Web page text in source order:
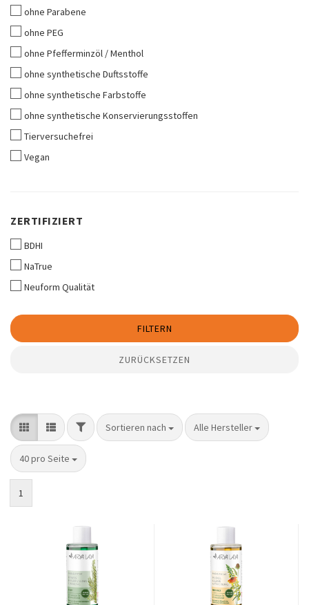
ohne Parabene
ohne PEG
ohne Pfefferminzöl / Menthol
ohne synthetische Duftsstoffe
ohne synthetische Farbstoffe
ohne synthetische Konservierungsstoffen
Tierversuchefrei
Vegan
ZERTIFIZIERT
ZERTIFIZIERT
BDHI
NaTrue
Neuform Qualität
FILTERN
ZURÜCKSETZEN
FILTERSortieren nach
Sortieren nach Alle Hersteller
pro Seite
40 pro Seite
pro Seite
1